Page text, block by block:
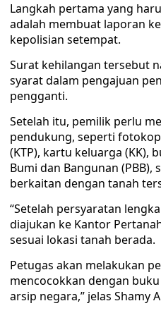
Langkah pertama yang
adalah membuat laporan
kepolisian setempat.
Surat kehilangan tersebut
syarat dalam pengajuan
pengganti.
Setelah itu, pemilik perlu
pendukung, seperti
(KTP), kartu keluarga (KK),
Bumi dan Bangunan
berkaitan dengan tanah
“Setelah persyaratan
diajukan ke Kantor
sesuai lokasi tanah berada.
Petugas akan melakukan
mencocokkan dengan
arsip negara,” jelas Shamy